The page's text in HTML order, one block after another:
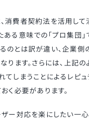
消費者契約法を活用して
る意味での「プロ集団」
のとは訳が違い、企業側
ります。さらには、上記
しまうことによるレピュ
く必要があります。
ザー対応を楽にしたい一